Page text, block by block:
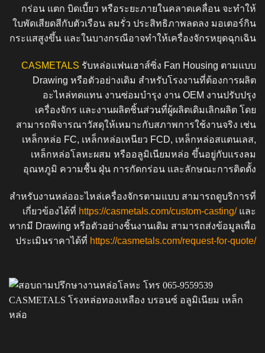
กร่อน แตก บิดเบี้ยว หรือระยะภายในคลาดเคลื่อน จะทำให้
ใบพัดเสียดสีกับตัวเรือน ลมรั่ว ประสิทธิภาพลดลง มอเตอร์กิน
กระแสสูงขึ้น และในบางกรณีอาจทำให้เครื่องจักรหยุดฉุกเฉิน
CASMETALS รับหล่อแฟนเฮาส์ซิ่ง Fan Housing ตามแบบ
Drawing หรือตัวอย่างเดิม สำหรับโรงงานที่ต้องการผลิต
อะไหล่ทดแทน งานซ่อมบำรุง งาน OEM งานปรับปรุง
เครื่องจักร และงานผลิตชิ้นส่วนที่ผู้ผลิตเดิมเลิกผลิต โดย
สามารถพิจารณาวัสดุให้เหมาะกับสภาพการใช้งานจริง เช่น
เหล็กหล่อ FC, เหล็กหล่อเหนียว FCD, เหล็กหล่อสแตนเลส,
เหล็กหล่อโลหะผสม หรืออลูมิเนียมหล่อ ขึ้นอยู่กับแรงลม
อุณหภูมิ ความชื้น ฝุ่น การกัดกร่อน และลักษณะการติดตั้ง
สำหรับงานหล่ออะไหล่เครื่องจักรตามแบบ สามารถดูบริการที่
เกี่ยวข้องได้ที่ https://casmetals.com/custom-casting/และ
หากมี Drawing หรือตัวอย่างชิ้นงานเดิม สามารถส่งข้อมูลเพื่อ
ประเมินราคาได้ที่ https://casmetals.com/request-for-quote/